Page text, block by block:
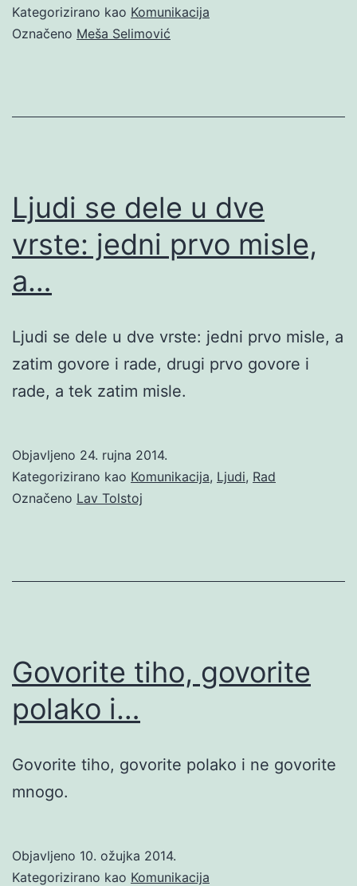
Kategorizirano kao Komunikacija
Označeno Meša Selimović
Ljudi se dele u dve
vrste: jedni prvo misle,
a…
Ljudi se dele u dve vrste: jedni prvo misle, a
zatim govore i rade, drugi prvo govore i
rade, a tek zatim misle.
Objavljeno 24. rujna 2014.
Kategorizirano kao Komunikacija, Ljudi, Rad
Označeno Lav Tolstoj
Govorite tiho, govorite
polako i…
Govorite tiho, govorite polako i ne govorite
mnogo.
Objavljeno 10. ožujka 2014.
Kategorizirano kao Komunikacija